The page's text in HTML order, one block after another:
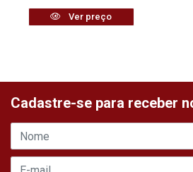
Ver preço
Cadastre-se para receber